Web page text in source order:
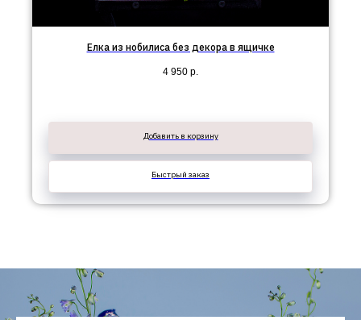
Елка из нобилиса без декора в ящичке
4 950 р.
Добавить в корзину
Быстрый заказ